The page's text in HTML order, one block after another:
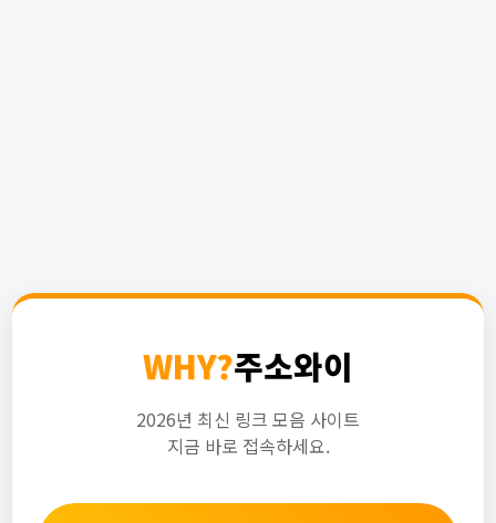
WHY?주소와이
2026년 최신 링크 모음 사이트
지금 바로 접속하세요.